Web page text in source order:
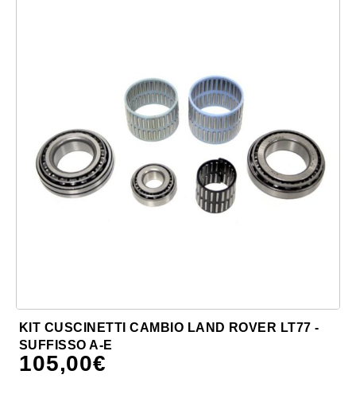
KIT CUSCINETTI CAMBIO LAND ROVER LT77 -
SUFFISSO A-E
105,00€